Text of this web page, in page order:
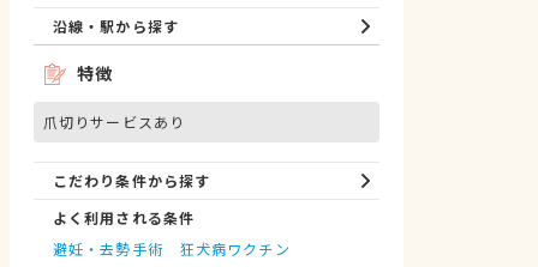
沿線・駅から探す
特徴
爪切りサービスあり
こだわり条件から探す
よく利用される条件
避妊・去勢手術
狂犬病ワクチン